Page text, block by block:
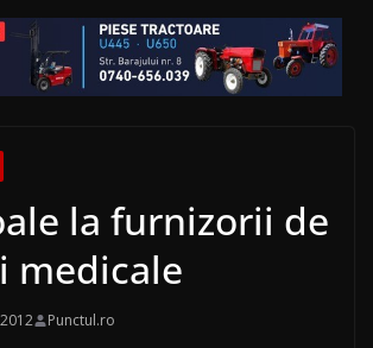
la furnizorii de
medicale
Punctul.ro